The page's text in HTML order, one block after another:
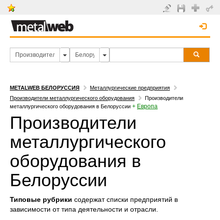
METALWEB БЕЛОРУССИЯ
Металлургические предприятия
Производители металлургического оборудования
Производители
металлургического оборудования в Белоруссии + Европа
Производители
металлургического
оборудования в
Белоруссии
Типовые рубрики содержат списки предприятий в
зависимости от типа деятельности и отрасли.